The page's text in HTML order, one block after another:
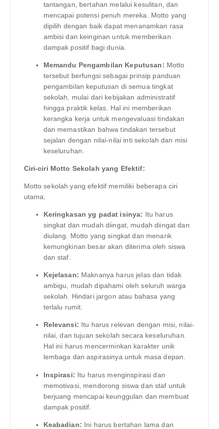
tantangan, bertahan melalui kesulitan, dan
mencapai potensi penuh mereka. Motto yang
dipilih dengan baik dapat menanamkan rasa
ambisi dan keinginan untuk memberikan
dampak positif bagi dunia.
Memandu Pengambilan Keputusan: Motto
tersebut berfungsi sebagai prinsip panduan
pengambilan keputusan di semua tingkat
sekolah, mulai dari kebijakan administratif
hingga praktik kelas. Hal ini memberikan
kerangka kerja untuk mengevaluasi tindakan
dan memastikan bahwa tindakan tersebut
sejalan dengan nilai-nilai inti sekolah dan misi
keseluruhan.
Ciri-ciri Motto Sekolah yang Efektif:
Motto sekolah yang efektif memiliki beberapa ciri
utama:
Keringkasan yg padat isinya: Itu harus
singkat dan mudah diingat, mudah diingat dan
diulang. Motto yang singkat dan menarik
kemungkinan besar akan diterima oleh siswa
dan staf.
Kejelasan: Maknanya harus jelas dan tidak
ambigu, mudah dipahami oleh seluruh warga
sekolah. Hindari jargon atau bahasa yang
terlalu rumit.
Relevansi: Itu harus relevan dengan misi, nilai-
nilai, dan tujuan sekolah secara keseluruhan.
Hal ini harus mencerminkan karakter unik
lembaga dan aspirasinya untuk masa depan.
Inspirasi: Itu harus menginspirasi dan
memotivasi, mendorong siswa dan staf untuk
berjuang mencapai keunggulan dan membuat
dampak positif.
Keabadian: Ini harus bertahan lama dan